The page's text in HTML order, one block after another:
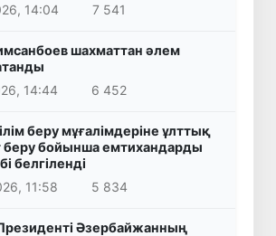
14:04
7 541
шахматтан әлем
14:44
6 452
беру мұғалімдеріне ұлттық
беру бойынша емтихандарды
белгіленді
11:58
5 834
Әзербайжанның